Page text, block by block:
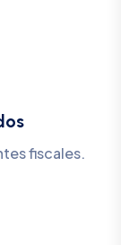
fiscales.